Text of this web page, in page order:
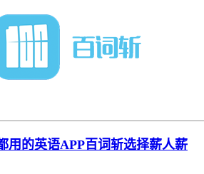
用的英语APP百词斩选择薪人薪